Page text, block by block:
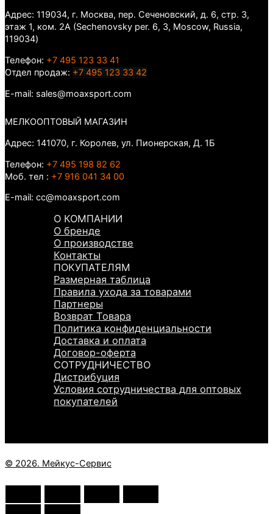
Адрес: 119034, г. Москва, пер. Сеченовский, д. 6, стр. 3,
этаж 1, ком. 2А (Sechenovsky per. 6, 3, Moscow, Russia,
119034)
Телефон: +7 495 123 33 41
Отдел продаж: +7 495 123 33 42
E-mail: sales@moaxsport.com
МЕЛКООПТОВЫЙ МАГАЗИН
Адрес: 141070, г. Королев, ул. Пионерская, Д. 1Б
Телефон: +7 495 198 82 62
Моб. тел : +7 916 041 34 00
E-mail: cc@moaxsport.com
О КОМПАНИИ
О бренде
О производстве
Контакты
ПОКУПАТЕЛЯМ
Размерная таблица
Правила ухода за товарами
Партнеры
Возврат Товара
Политика конфиденциальности
Доставка и оплата
Договор-оферта
СОТРУДНИЧЕСТВО
Дистрибуция
Условия сотрудничества для оптовых
покупателей
© 2026. Мейкус-Сервис